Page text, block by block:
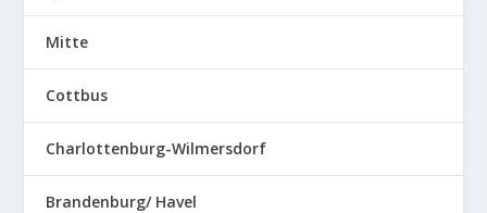
Mitte
Cottbus
Charlottenburg-Wilmersdorf
Brandenburg/ Havel